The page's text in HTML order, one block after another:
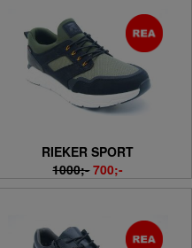
RIEKER SPORT
1000;- 700;-